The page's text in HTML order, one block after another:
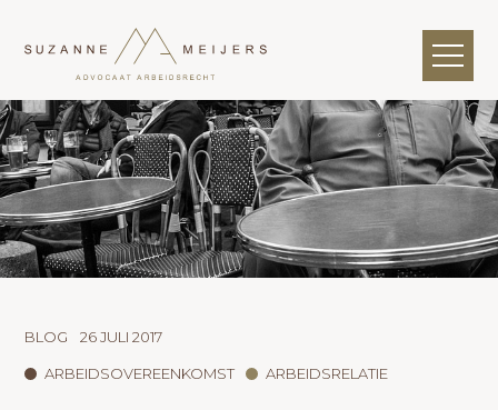
BLOG 26 JULI 2017
ARBEIDSOVEREENKOMST ARBEIDSRELATIE